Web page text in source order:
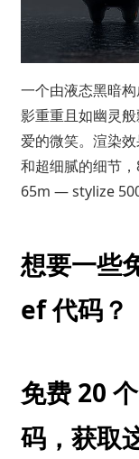
一个由液态黑暗
影重重且如幽灵
爱的微笑。渲染
和超细腻的细节
65m — stylize
想要一些
ef 代码？
免费 20
码，获取